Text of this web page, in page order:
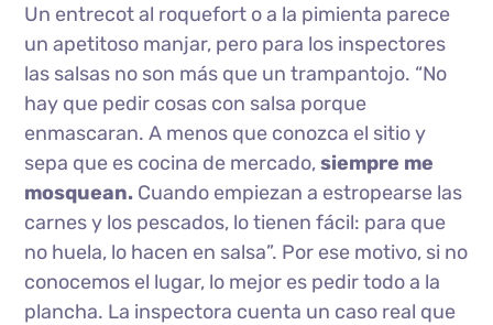
Un entrecot al roquefort o a la pimienta parece
un apetitoso manjar, pero para los inspectores
las salsas no son más que un trampantojo. “No
hay que pedir cosas con salsa porque
enmascaran. A menos que conozca el sitio y
sepa que es cocina de mercado,siempre me
mosquean. Cuando empiezan a estropearse las
carnes y los pescados, lo tienen fácil: para que
no huela, lo hacen en salsa”. Por ese motivo, si no
conocemos el lugar, lo mejor es pedir todo a la
plancha. La inspectora cuenta un caso real que